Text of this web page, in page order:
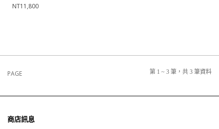
NT11,800
PAGE 第 1 ~ 3 筆，共 3 筆資料
商店訊息